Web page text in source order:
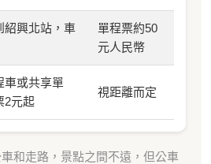
紹興北站，車
單程票約50
元人民幣
車或共享單
2元起
視距離而定
和走路，景點之間不遠，但公車